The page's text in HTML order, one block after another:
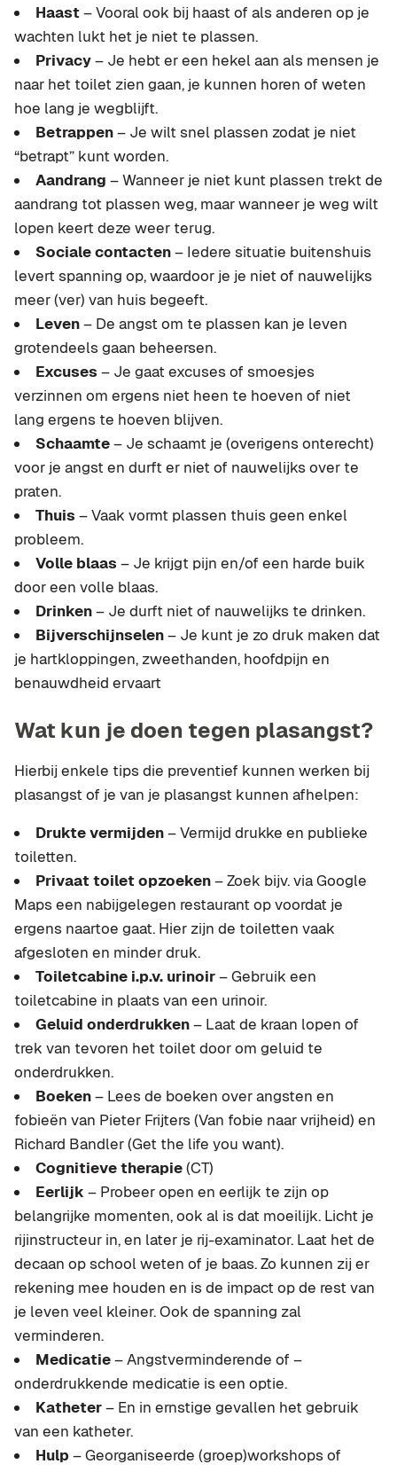
Haast– Vooral ook bij haast of als anderen op je
wachten lukt het je niet te plassen.
Privacy– Je hebt er een hekel aan als mensen je
naar het toilet zien gaan, je kunnen horen of weten
hoe lang je wegblijft.
Betrappen– Je wilt snel plassen zodat je niet
“betrapt” kunt worden.
Aandrang – Wanneer je niet kunt plassen trekt de
aandrang tot plassen weg, maar wanneer je weg wilt
lopen keert deze weer terug.
Sociale contacten– Iedere situatie buitenshuis
levert spanning op, waardoor je je niet of nauwelijks
meer (ver) van huis begeeft.
Leven– De angst om te plassen kan je leven
grotendeels gaan beheersen.
Excuses – Je gaat excuses of smoesjes
verzinnen om ergens niet heen te hoeven of niet
lang ergens te hoeven blijven.
Schaamte– Je schaamt je (overigens onterecht)
voor je angst en durft er niet of nauwelijks over te
praten.
Thuis – Vaak vormt plassen thuis geen enkel
probleem.
Volle blaas – Je krijgt pijn en/of een harde buik
door een volle blaas.
Drinken– Je durft niet of nauwelijks te drinken.
Bijverschijnselen– Je kunt je zo druk maken dat
je hartkloppingen, zweethanden, hoofdpijn en
benauwdheid ervaart
Wat kun je doen tegen plasangst?
Hierbij enkele tips die preventief kunnen werken bij
plasangst of je van je plasangst kunnen afhelpen:
Drukte vermijden– Vermijd drukke en publieke
toiletten.
Privaat toilet opzoeken– Zoek bijv. via Google
Maps een nabijgelegen restaurant op voordat je
ergens naartoe gaat. Hier zijn de toiletten vaak
afgesloten en minder druk.
Toiletcabine i.p.v. urinoir– Gebruik een
toiletcabine in plaats van een urinoir.
Geluid onderdrukken– Laat de kraan lopen of
trek van tevoren het toilet door om geluid te
onderdrukken.
Boeken– Lees de boeken over angsten en
fobieën van Pieter Frijters (Van fobie naar vrijheid) en
Richard Bandler (Get the life you want).
Cognitieve therapie(CT)
Eerlijk – Probeer open en eerlijk te zijn op
belangrijke momenten, ook al is dat moeilijk. Licht je
rijinstructeur in, en later je rij-examinator. Laat het de
decaan op school weten of je baas. Zo kunnen zij er
rekening mee houden en is de impact op de rest van
je leven veel kleiner. Ook de spanning zal
verminderen.
Medicatie– Angstverminderende of –
onderdrukkende medicatie is een optie.
Katheter– En in ernstige gevallen het gebruik
van een katheter.
Hulp– Georganiseerde (groep)workshops of